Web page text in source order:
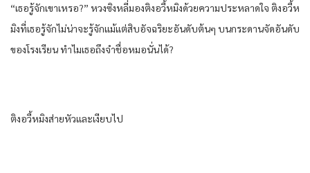
“เธอรู้จักเขาเหรอ?” หวงซิงหลี่มองติงอวี้หมิงด้วยความประหลาดใจ ติงอวี้ห
มิงที่เธอรู้จักไม่น่าจะรู้จักแม้แต่สิบอัจฉริยะอันดับต้นๆ บนกระดานจัดอันดับ
ของโรงเรียน ทำไมเธอถึงจำชื่อหมอนั่นได้?
ติงอวี้หมิงส่ายหัวและเงียบไป